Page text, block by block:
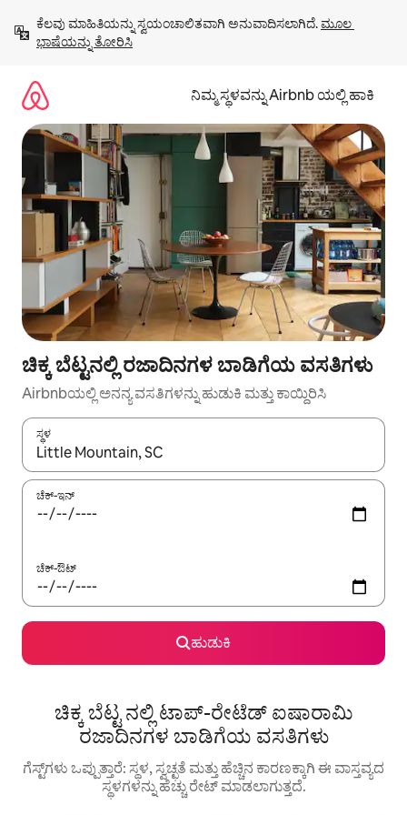
ಹೋಗಿ
ಕೆಲವು ಮಾಹಿತಿಯನ್ನು ಸ್ವಯಂಚಾಲಿತವಾಗಿ ಅನುವಾದಿಸಲಾಗಿದೆ. ಮೂಲ
ಭಾಷೆಯನ್ನು ತೋರಿಸಿ
ನಿಮ್ಮ ಸ್ಥಳವನ್ನು Airbnb ಯಲ್ಲಿ ಹಾಕಿ
ಚಿಕ್ಕ ಬೆಟ್ಟನಲ್ಲಿ ರಜಾದಿನಗಳ ಬಾಡಿಗೆಯ ವಸತಿಗಳು
Airbnbಯಲ್ಲಿ ಅನನ್ಯ ವಸತಿಗಳನ್ನು ಹುಡುಕಿ ಮತ್ತು ಕಾಯ್ದಿರಿಸಿ
ಸ್ಥಳ
ಫಲಿತಾಂಶಗಳು ಲಭ್ಯವಿರುವಾಗ, ಅಪ್ ಮತ್ತು ಡೌನ್ ಬಾಣದ ಕೀಲಿಗಳೊಂದಿಗೆ
ಚೆಕ್-ಇನ್
ಚೆಕ್-ಔಟ್
ಹುಡುಕಿ
ಚಿಕ್ಕ ಬೆಟ್ಟ ನಲ್ಲಿ ಟಾಪ್-ರೇಟೆಡ್ ಐಷಾರಾಮಿ
ರಜಾದಿನಗಳ ಬಾಡಿಗೆಯ ವಸತಿಗಳು
ಗೆಸ್ಟ್‌ಗಳು ಒಪ್ಪುತ್ತಾರೆ: ಸ್ಥಳ, ಸ್ವಚ್ಛತೆ ಮತ್ತು ಹೆಚ್ಚಿನ ಕಾರಣಕ್ಕಾಗಿ ಈ ವಾಸ್ತವ್ಯದ
ಸ್ಥಳಗಳನ್ನು ಹೆಚ್ಚು ರೇಟ್ ಮಾಡಲಾಗುತ್ತದೆ.